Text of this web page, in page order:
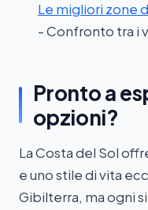
Le migliori zone
- Confronto tra i
Pronto a
opzioni?
La Costa del Sol
e uno stile di vita
Gibilterra, ma ogni